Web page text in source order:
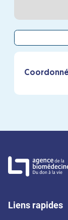
Liens rapides